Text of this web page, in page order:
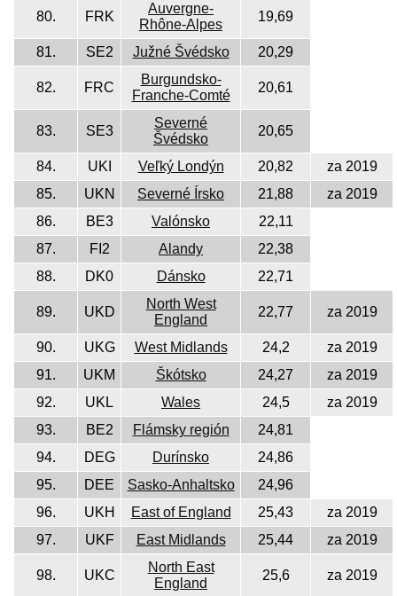
80. FRK
Auvergne-
Rhône-Alpes
19,69
81. SE2 Južné Švédsko 20,29
82. FRC
Burgundsko-
Franche-Comté
20,61
83. SE3
Severné
Švédsko
20,65
84. UKI Veľký Londýn 20,82
za 2019
85.
UKN Severné Írsko 21,88
za 2019
86.
BE3 Valónsko
22,11
87.
FI2 Alandy
22,38
88.
DK0 Dánsko 22,71
89. UKD
North West
England
22,77 za 2019
90. UKG West Midlands 24,2
za 2019
91.
UKM Škótsko 24,27
za 2019
92.
UKL Wales 24,5
za 2019
93.
BE2 Flámsky región
24,81
94.
DEG Durínsko
24,86
95.
DEE Sasko-Anhaltsko
24,96
96.
UKH East of England 25,43
za 2019
97.
UKF East Midlands 25,44 za 2019
98. UKC
North East
England
25,6 za 2019